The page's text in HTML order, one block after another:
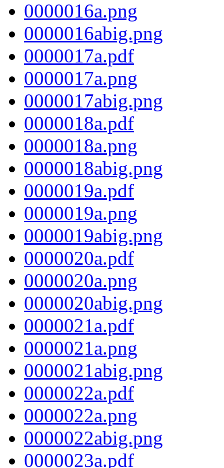
0000016a.png
0000016abig.png
0000017a.pdf
0000017a.png
0000017abig.png
0000018a.pdf
0000018a.png
0000018abig.png
0000019a.pdf
0000019a.png
0000019abig.png
0000020a.pdf
0000020a.png
0000020abig.png
0000021a.pdf
0000021a.png
0000021abig.png
0000022a.pdf
0000022a.png
0000022abig.png
0000023a.pdf